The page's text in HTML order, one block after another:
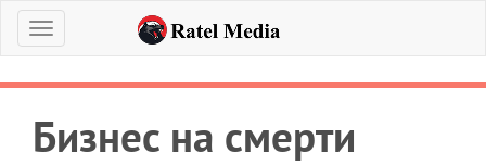
Меню
Бизнес на смерти